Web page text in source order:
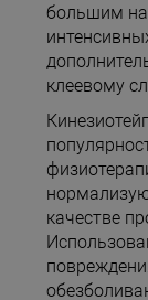
большим
клеевому
качестве